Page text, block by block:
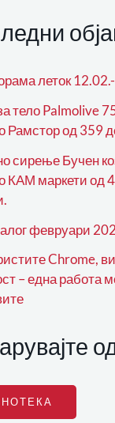
леток
тело Palmolive
Рамстор од 359
сирење Бучен
КАМ маркети од
февруари
Chrome,
– една работа